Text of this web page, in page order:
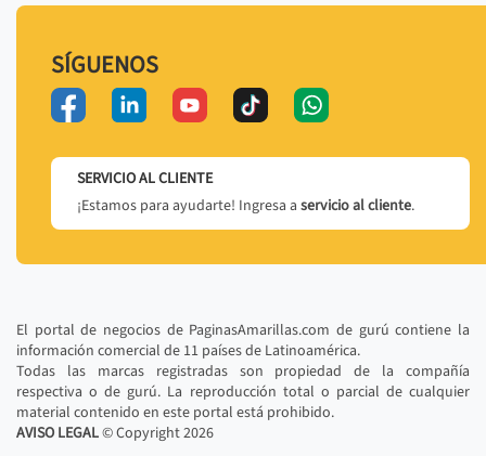
SÍGUENOS
SERVICIO AL CLIENTE
¡Estamos para ayudarte! Ingresa a servicio al cliente.
El portal de negocios de PaginasAmarillas.com de gurú contiene la
información comercial de 11 países de Latinoamérica.
Todas las marcas registradas son propiedad de la compañía
respectiva o de gurú. La reproducción total o parcial de cualquier
material contenido en este portal está prohibido.
AVISO LEGAL© Copyright2026